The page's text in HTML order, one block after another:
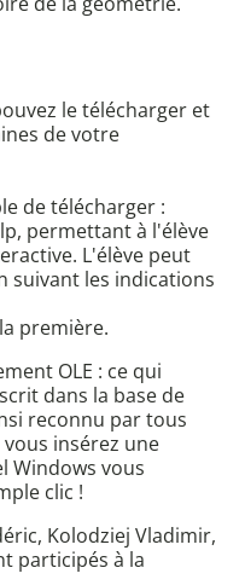
le télécharger et
de votre
de télécharger :
permettant à l'élève
L'élève peut
suivant les indications
première.
OLE : ce qui
dans la base de
reconnu par tous
insérez une
Windows vous
clic !
Kolodziej Vladimir,
participés à la